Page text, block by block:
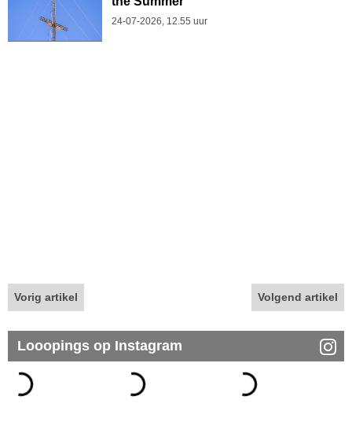
24-07-2026, 12.55 uur
Vorig artikel Volgend artikel
Looopings op Instagram